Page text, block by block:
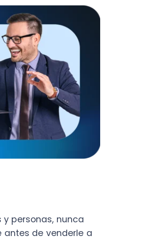
nunca
de venderle a
valor de $6.490
al
de